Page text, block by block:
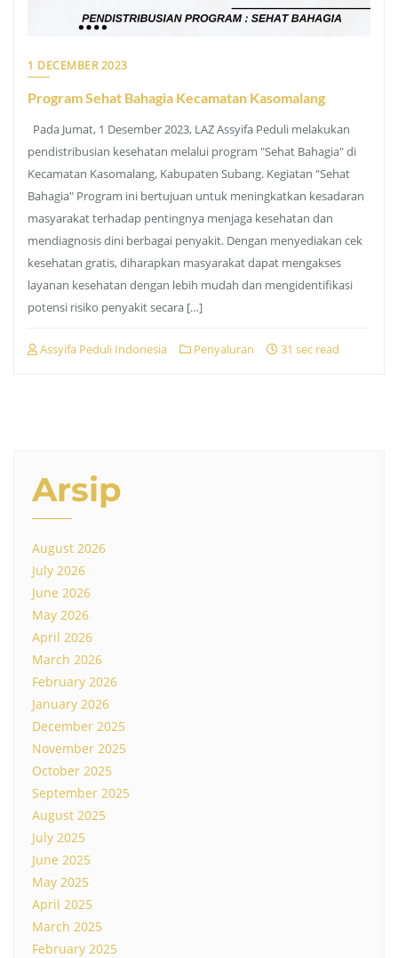
1 DECEMBER 2023
Program Sehat Bahagia Kecamatan Kasomalang
Pada Jumat, 1 Desember 2023, LAZ Assyifa Peduli melakukan
pendistribusian kesehatan melalui program "Sehat Bahagia" di
Kecamatan Kasomalang, Kabupaten Subang. Kegiatan "Sehat
Bahagia" Program ini bertujuan untuk meningkatkan kesadaran
masyarakat terhadap pentingnya menjaga kesehatan dan
mendiagnosis dini berbagai penyakit. Dengan menyediakan cek
kesehatan gratis, diharapkan masyarakat dapat mengakses
layanan kesehatan dengan lebih mudah dan mengidentifikasi
potensi risiko penyakit secara […]
Assyifa Peduli Indonesia Penyaluran 31 sec read
Arsip
August 2026
July 2026
June 2026
May 2026
April 2026
March 2026
February 2026
January 2026
December 2025
November 2025
October 2025
September 2025
August 2025
July 2025
June 2025
May 2025
April 2025
March 2025
February 2025